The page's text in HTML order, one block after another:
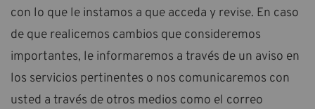
con lo que le instamos a que acceda y revise. En caso
de que realicemos cambios que consideremos
importantes, le informaremos a través de un aviso en
los servicios pertinentes o nos comunicaremos con
usted a través de otros medios como el correo